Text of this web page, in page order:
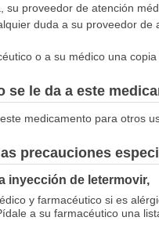
su proveedor de atención
duda a su proveedor de
o a su médico una
se le da a este
medicamento para otros
precauciones
inyección de letermovir,
y farmacéutico si es
a su farmacéutico una